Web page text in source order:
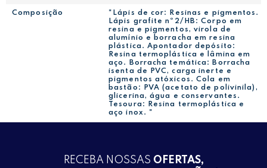
Composição
"Lápis de cor: Resinas e pigmentos.
Lápis grafite nº2/HB: Corpo em
resina e pigmentos, virola de
alumínio e borracha em resina
plástica. Apontador depósito:
Resina termoplástica e lâmina em
aço. Borracha temática: Borracha
isenta de PVC, carga inerte e
pigmentos atóxicos. Cola em
bastão: PVA (acetato de polivinila),
glicerina, água e conservantes.
Tesoura: Resina termoplástica e
aço inox. "
RECEBA NOSSAS OFERTAS,